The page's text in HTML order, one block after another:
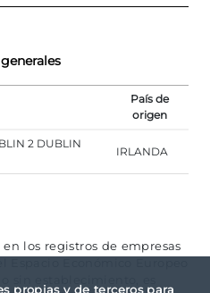
propias y de terceros para
País de
origen
2 DUBLIN
IRLANDA
los registros de empresas
Espacio Económico Europeo
sin establecimiento, es